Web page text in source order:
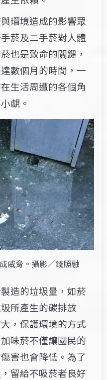
環境造成的影響眾
菸及二手菸對人體
也是致命的關鍵，
數個月的時間，一
生活周遭的各個角
覷。
威脅。攝影／錢照融
造的垃圾量，如菸
所產生的碳排放
，保護環境的方式
味菸不僅讓國民的
害也會降低。為了
留給不吸菸者良好